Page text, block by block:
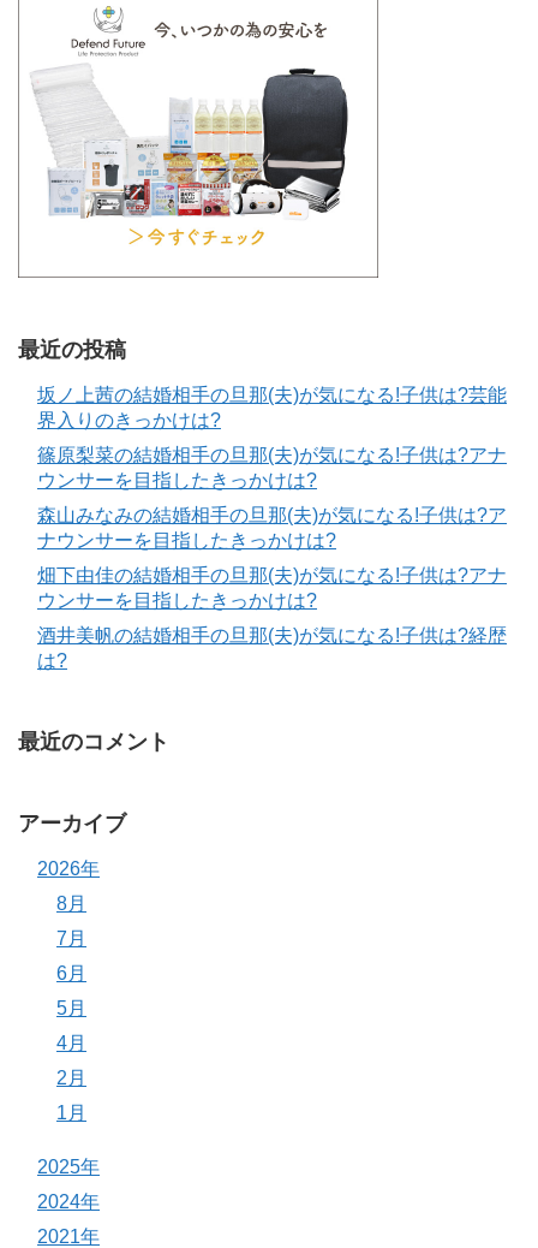
最近の投稿
坂ノ上茜の結婚相手の旦那(夫)が気になる!子供は?芸能
界入りのきっかけは?
篠原梨菜の結婚相手の旦那(夫)が気になる!子供は?アナ
ウンサーを目指したきっかけは?
森山みなみの結婚相手の旦那(夫)が気になる!子供は?ア
ナウンサーを目指したきっかけは?
畑下由佳の結婚相手の旦那(夫)が気になる!子供は?アナ
ウンサーを目指したきっかけは?
酒井美帆の結婚相手の旦那(夫)が気になる!子供は?経歴
は?
最近のコメント
アーカイブ
2026年
8月
7月
6月
5月
4月
2月
1月
2025年
2024年
2021年